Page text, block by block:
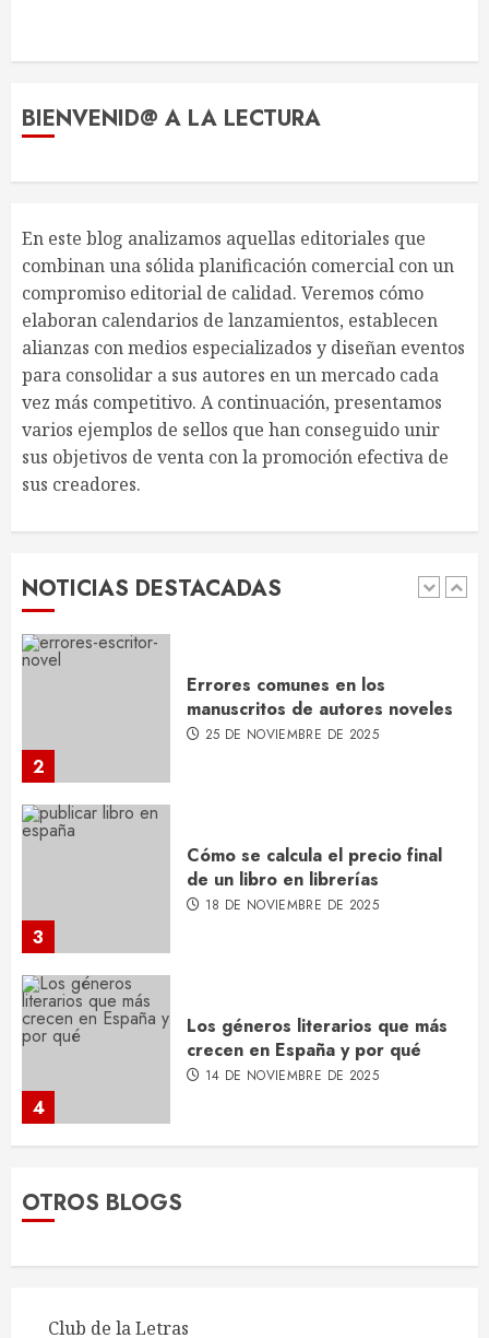
BIENVENID@ A LA LECTURA
En este blog analizamos aquellas editoriales que
combinan una sólida planificación comercial con un
compromiso editorial de calidad. Veremos cómo
elaboran calendarios de lanzamientos, establecen
alianzas con medios especializados y diseñan eventos
para consolidar a sus autores en un mercado cada
vez más competitivo. A continuación, presentamos
varios ejemplos de sellos que han conseguido unir
sus objetivos de venta con la promoción efectiva de
sus creadores.
NOTICIAS DESTACADAS
5
Qué es el ISBN y por qué lo
necesitas para tu libro
10 DE NOVIEMBRE DE 2025
1
Web personal para autores
2
Errores comunes en los
manuscritos de autores noveles
25 DE NOVIEMBRE DE 2025
3
Cómo se calcula el precio final
de un libro en librerías
18 DE NOVIEMBRE DE 2025
4
Los géneros literarios que más
crecen en España y por qué
14 DE NOVIEMBRE DE 2025
OTROS BLOGS
Club de la Letras